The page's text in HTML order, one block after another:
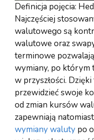
Definicja pojęcia:
Najczęściej
walutowego są
walutowe oraz
terminowe
wymiany, po którym
w przyszłości.
przewidzieć swoje
od zmian kursów
zapewniają
wymiany waluty po